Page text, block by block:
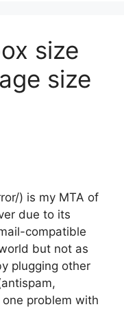
size
size
) is my MTA of
due to its
compatible
but not as
plugging other
problem with